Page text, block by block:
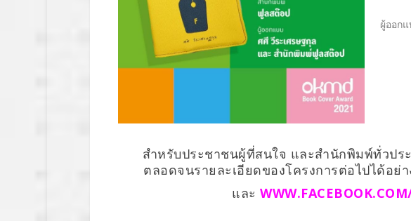
ผู้ออก
สำหรับประชาชนผู้ที่สนใจ และสำนักพิมพ์ทั่วปร
ตลอดจนรายละเอียดของโครงการต่อไปได้อย่า
และ